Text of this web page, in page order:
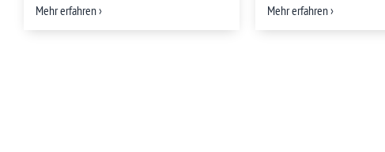
Mehr erfahren › Mehr erfahren ›